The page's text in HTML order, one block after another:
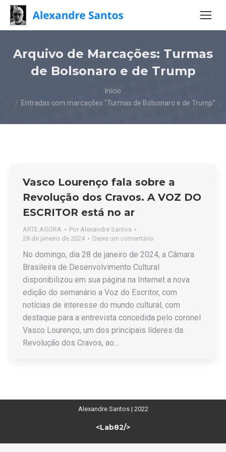
Arquivo de Marcações: Turmas
de Bolsonaro e de Trump
Início
Entradas com marcações "Turmas de Bolsonaro e de Trump"
Vasco Lourenço fala sobre a
Revolução dos Cravos. A VOZ DO
ESCRITOR está no ar
ARTE AGORA Por Alexandre Santos
28 de janeiro de 2024
Deixe um comentário
No domingo, dia 28 de janeiro de 2024, a Câmara
Brasileira de Desenvolvimento Cultural
disponibilizou em sua página na Internet a nova
edição do semanário a Voz do Escritor, com
notícias de interesse do mundo cultural, com
destaque para a entrevista concedida pelo coronel
Vasco Lourenço, um dos principais líderes da
Revolução dos Cravos, ao…
Alexandre Santos | 2022
<Lab82/>